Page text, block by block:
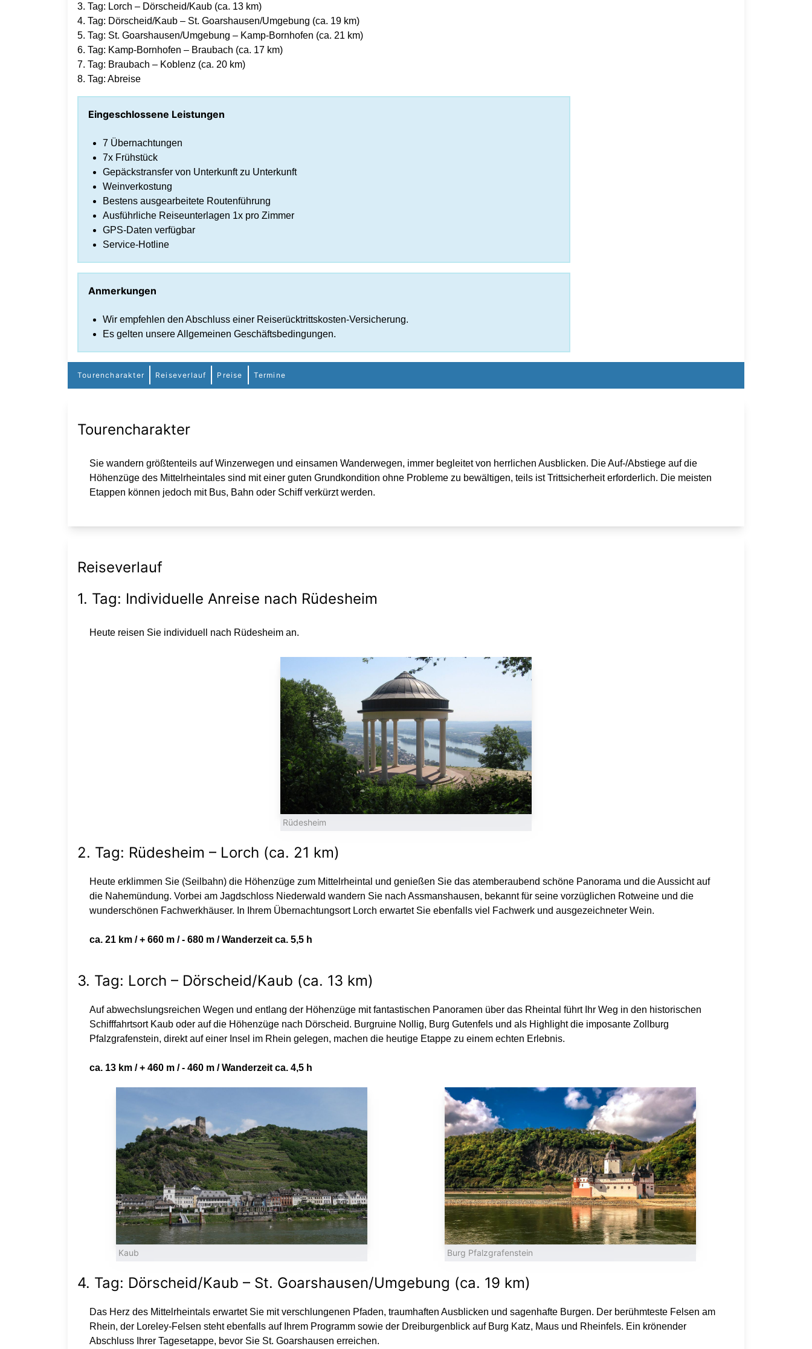
3. Tag: Lorch – Dörscheid/Kaub (ca. 13 km)
4. Tag: Dörscheid/Kaub – St. Goarshausen/Umgebung (ca. 19 km)
5. Tag: St. Goarshausen/Umgebung – Kamp-Bornhofen (ca. 21 km)
6. Tag: Kamp-Bornhofen – Braubach (ca. 17 km)
7. Tag: Braubach – Koblenz (ca. 20 km)
8. Tag: Abreise
Eingeschlossene Leistungen
7 Übernachtungen
7x Frühstück
Gepäckstransfer von Unterkunft zu Unterkunft
Weinverkostung
Bestens ausgearbeitete Routenführung
Ausführliche Reiseunterlagen 1x pro Zimmer
GPS-Daten verfügbar
Service-Hotline
Anmerkungen
Wir empfehlen den Abschluss einer Reiserücktrittskosten-Versicherung.
Es gelten unsere Allgemeinen Geschäftsbedingungen.
Tourencharakter Reiseverlauf Preise Termine
Tourencharakter
Sie wandern größtenteils auf Winzerwegen und einsamen Wanderwegen, immer begleitet von herrlichen Ausblicken. Die Auf-/Abstiege auf die
Höhenzüge des Mittelrheintales sind mit einer guten Grundkondition ohne Probleme zu bewältigen, teils ist Trittsicherheit erforderlich. Die meisten
Etappen können jedoch mit Bus, Bahn oder Schiff verkürzt werden.
Reiseverlauf
1. Tag: Individuelle Anreise nach Rüdesheim
Heute reisen Sie individuell nach Rüdesheim an.
Rüdesheim
2. Tag: Rüdesheim – Lorch (ca. 21 km)
Heute erklimmen Sie (Seilbahn) die Höhenzüge zum Mittelrheintal und genießen Sie das atemberaubend schöne Panorama und die Aussicht auf
die Nahemündung. Vorbei am Jagdschloss Niederwald wandern Sie nach Assmanshausen, bekannt für seine vorzüglichen Rotweine und die
wunderschönen Fachwerkhäuser. In Ihrem Übernachtungsort Lorch erwartet Sie ebenfalls viel Fachwerk und ausgezeichneter Wein.
ca. 21 km / + 660 m / - 680 m / Wanderzeit ca. 5,5 h
3. Tag: Lorch – Dörscheid/Kaub (ca. 13 km)
Auf abwechslungsreichen Wegen und entlang der Höhenzüge mit fantastischen Panoramen über das Rheintal führt Ihr Weg in den historischen
Schifffahrtsort Kaub oder auf die Höhenzüge nach Dörscheid. Burgruine Nollig, Burg Gutenfels und als Highlight die imposante Zollburg
Pfalzgrafenstein, direkt auf einer Insel im Rhein gelegen, machen die heutige Etappe zu einem echten Erlebnis.
ca. 13 km / + 460 m / - 460 m / Wanderzeit ca. 4,5 h
Kaub Burg Pfalzgrafenstein
4. Tag: Dörscheid/Kaub – St. Goarshausen/Umgebung (ca. 19 km)
Das Herz des Mittelrheintals erwartet Sie mit verschlungenen Pfaden, traumhaften Ausblicken und sagenhafte Burgen. Der berühmteste Felsen am
Rhein, der Loreley-Felsen steht ebenfalls auf Ihrem Programm sowie der Dreiburgenblick auf Burg Katz, Maus und Rheinfels. Ein krönender
Abschluss Ihrer Tagesetappe, bevor Sie St. Goarshausen erreichen.